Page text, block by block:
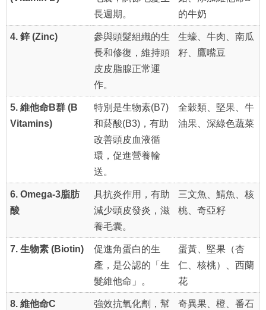
長週期。
的牛奶
4. 鋅 (Zinc)
參與頭髮組織的生
長和修復，維持頭
皮皮脂腺正常運
作。
生蠔、牛肉、南瓜
籽、鷹嘴豆
5. 維他命B群 (B
Vitamins)
特別是生物素(B7)
和菸酸(B3)，有助
改善頭皮血液循
環，促進營養輸
送。
全穀類、堅果、牛
油果、深綠色蔬菜
6. Omega-3脂肪
酸
具抗炎作用，有助
減少頭皮發炎，滋
養毛囊。
三文魚、鯖魚、核
桃、奇亞籽
7. 生物素 (Biotin)
促進角蛋白的生
產，是公認的「生
髮維他命」。
蛋黃、堅果（杏
仁、核桃）、西蘭
花
8. 維他命C
強效抗氧化劑，幫
奇異果、橙、番石